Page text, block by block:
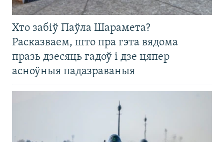
Хто забіў Паўла Шарамета?
Расказваем, што пра гэта вядома
празь дзесяць гадоў і дзе цяпер
асноўныя падазраваныя